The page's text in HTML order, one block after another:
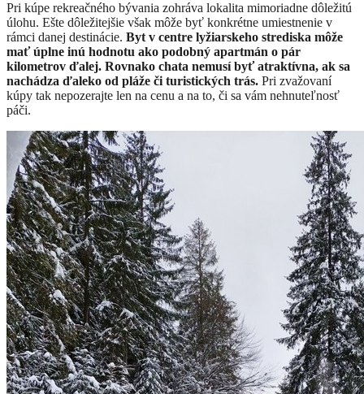
Pri kúpe rekreačného bývania zohráva lokalita mimoriadne dôležitú
úlohu. Ešte dôležitejšie však môže byť konkrétne umiestnenie v
rámci danej destinácie. Byt v centre lyžiarskeho strediska môže
mať úplne inú hodnotu ako podobný apartmán o pár
kilometrov ďalej. Rovnako chata nemusí byť atraktívna, ak sa
nachádza ďaleko od pláže či turistických trás. Pri zvažovaní
kúpy tak nepozerajte len na cenu a na to, či sa vám nehnuteľnosť
páči.